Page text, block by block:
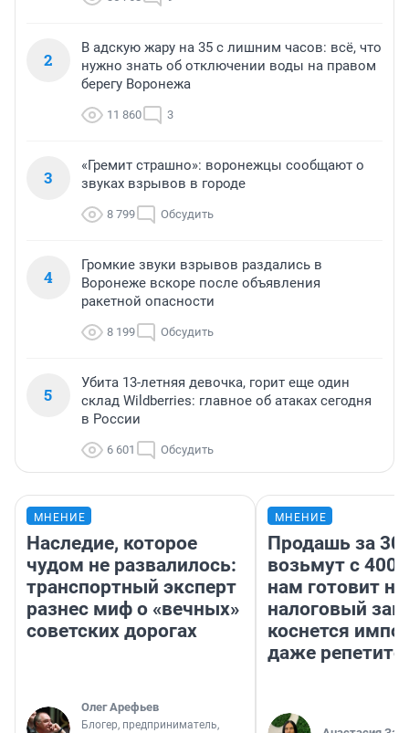
2
В адскую жару на 35 с лишним часов: всё, что
нужно знать об отключении воды на правом
берегу Воронежа
11 860 3
3
«Гремит страшно»: воронежцы сообщают о
звуках взрывов в городе
8 799 Обсудить
4
Громкие звуки взрывов раздались в
Воронеже вскоре после объявления
ракетной опасности
8 199 Обсудить
5
Убита 13-летняя девочка, горит еще один
склад Wildberries: главное об атаках сегодня
в России
6 601 Обсудить
МНЕНИЕ
Наследие, которое
чудом не развалилось:
транспортный эксперт
разнес миф о «вечных»
советских дорогах
Олег Арефьев
Блогер, предприниматель,
МНЕНИЕ
Продашь за
возьмут с
нам готовит
налоговый
коснется
даже